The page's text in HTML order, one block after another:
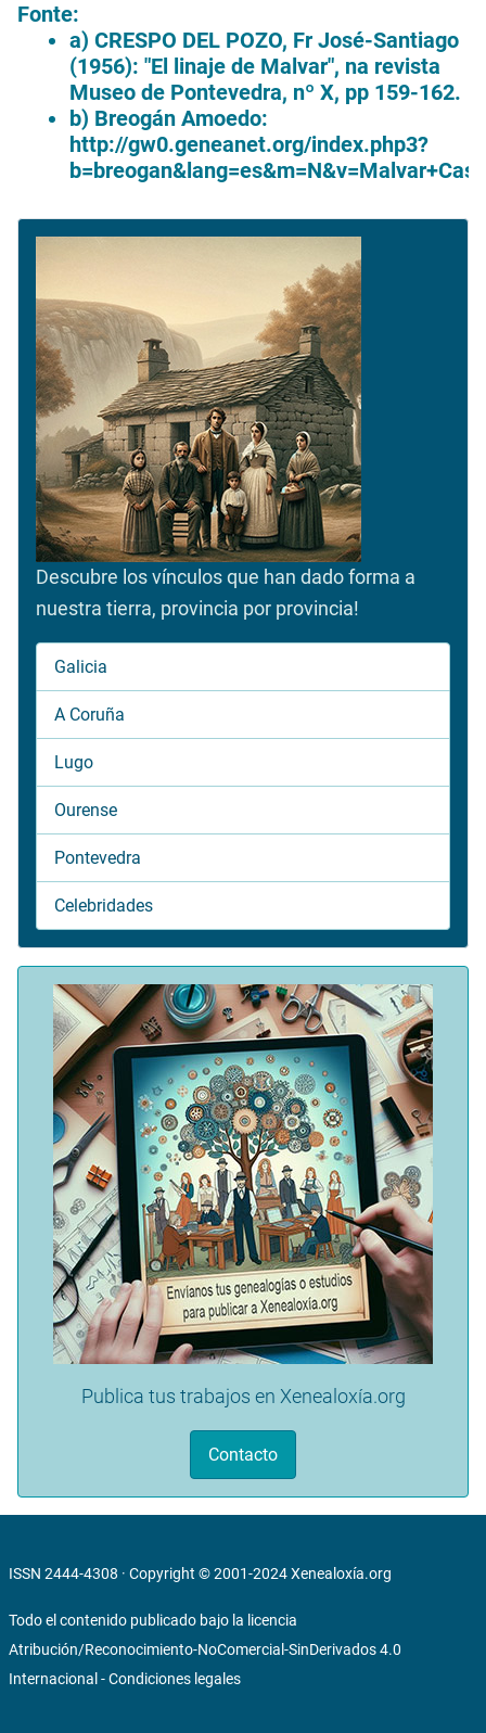
Fonte:
a) CRESPO DEL POZO, Fr José-Santiago
(1956): "El linaje de Malvar", na revista
Museo de Pontevedra, nº X, pp 159-162.
b) Breogán Amoedo:
http://gw0.geneanet.org/index.php3?
Descubre los vínculos que han dado forma a
nuestra tierra, provincia por provincia!
Galicia
A Coruña
Lugo
Ourense
Pontevedra
Celebridades
Publica tus trabajos en Xenealoxía.org
Contacto
ISSN 2444-4308 · Copyright © 2001-2024Xenealoxía.org
Todo el contenido publicado bajo la licencia
Atribución/Reconocimiento-NoComercial-SinDerivados 4.0
Internacional -Condiciones legales